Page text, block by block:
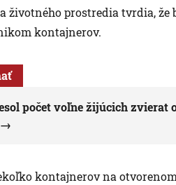
životného prostredia tvrdia,
kontajnerov.
počet voľne žijúcich zvierat
kontajnerov na